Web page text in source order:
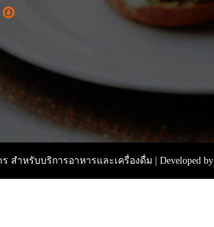
สำหรับบริการอาหารและเครื่องดื่ม | Developed by